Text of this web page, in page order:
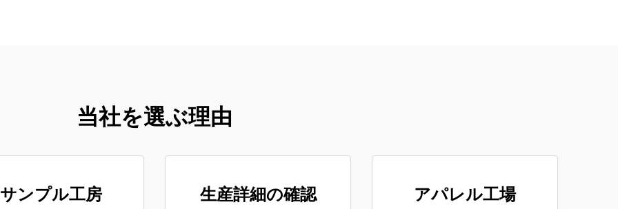
当社を選ぶ理由
サンプル工房 生産詳細の確認 アパレル工場